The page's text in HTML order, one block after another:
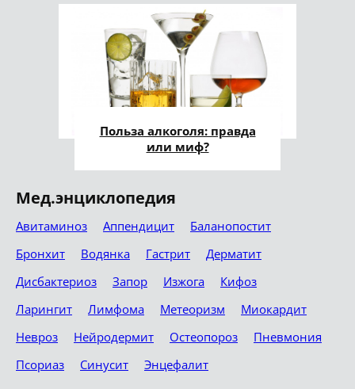
Польза алкоголя: правда
или миф?
Мед.энциклопедия
Авитаминоз Аппендицит
Баланопостит
Бронхит
Водянка Гастрит
Дерматит
Дисбактериоз
Запор Изжога
Кифоз
Ларингит
Лимфома Метеоризм
Миокардит
Невроз
Нейродермит Остеопороз
Пневмония
Псориаз
Синусит Энцефалит